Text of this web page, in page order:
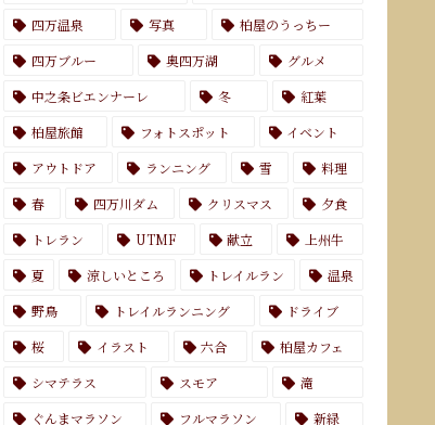
四万温泉
写真
柏屋のうっちー
四万ブルー
奥四万湖
グルメ
中之条ビエンナーレ
冬
紅葉
柏屋旅館
フォトスポット
イベント
アウトドア
ランニング 雪
料理
春
四万川ダム クリスマス
夕食
トレラン
UTMF 献立
上州牛
夏
涼しいところ トレイルラン
温泉
野鳥
トレイルランニング
ドライブ
桜
イラスト 六合
柏屋カフェ
シマテラス
スモア
滝
ぐんまマラソン
フルマラソン 新緑